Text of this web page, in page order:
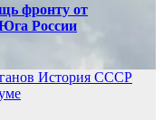
фронту от
России
История СССР